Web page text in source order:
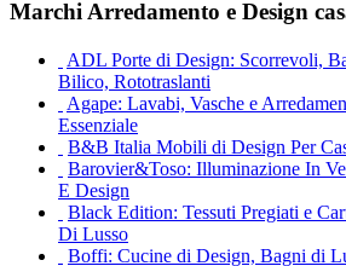
Marchi Arredamento e Design
ADL Porte di Design: Scorrevoli,
Bilico, Rototraslanti
Agape: Lavabi, Vasche e
Essenziale
B&B Italia Mobili di Design Per
Barovier&Toso: Illuminazione In
E Design
Black Edition: Tessuti Pregiati e
Di Lusso
Boffi: Cucine di Design, Bagni di